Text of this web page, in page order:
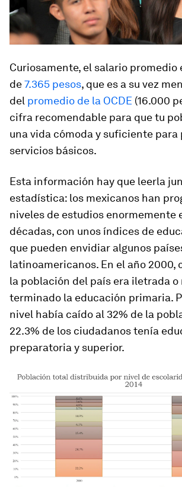
Curiosamente, el salario promedio
de7.365 pesos, que es a su vez
del promedio de la OCDE (16.000
cifra recomendable para que tu
una vida cómoda y suficiente para
servicios básicos.
Esta información hay que leerla
estadística: los mexicanos han
niveles de estudios enormemente
décadas, con unos índices de
que pueden envidiar algunos
latinoamericanos. En el año 2000,
la población del país era iletrada o
terminado la educación primaria.
nivel había caído al 32% de la
22.3% de los ciudadanos tenía
preparatoria y superior.